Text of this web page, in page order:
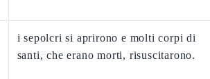
i sepolcri si aprirono e molti corpi di
santi, che erano morti, risuscitarono.